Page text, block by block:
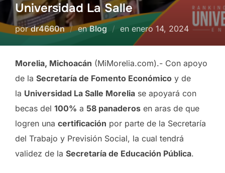
Universidad La Salle
pordr4660n enBlog en Publicado
el
enero 14, 2024
Morelia, Michoacán (MiMorelia.com).- Con apoyo
de la Secretaría de Fomento Económico y de
la Universidad La Salle Morelia se apoyará con
becas del 100% a 58 panaderos en aras de que
logren una certificación por parte de la Secretaría
del Trabajo y Previsión Social, la cual tendrá
validez de la Secretaría de Educación Pública.